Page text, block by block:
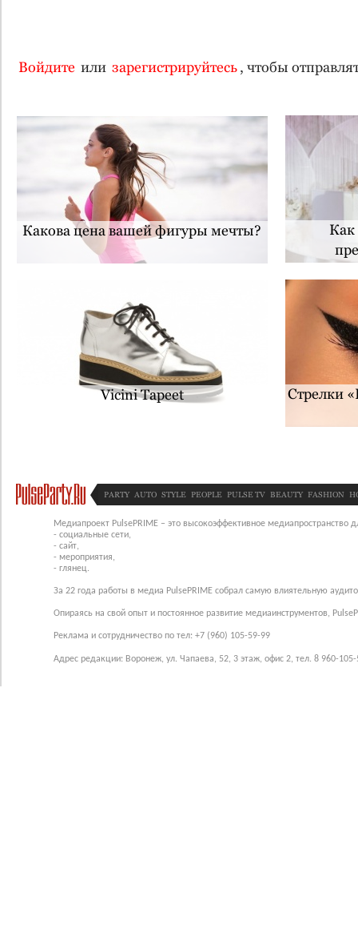
Войдите или зарегистрируйтесь, чтобы
Какова цена вашей фигуры мечты?
Как
Vicini Tapeet Стрелки
PARTY AUTO STYLE PEOPLE PULSE TV BEAUTY FASHION
Медиапроект PulsePRIME – это высокоэффективное медиапространство
- социальные сети,
- сайт,
- мероприятия,
- глянец.
За 22 года работы в медиа PulsePRIME собрал самую влиятельную
Опираясь на свой опыт и постоянное развитие медиаинструментов,
Реклама и сотрудничество по тел: +7 (960) 105-59-99
Адрес редакции: Воронеж, ул. Чапаева, 52, 3 этаж, офис 2, тел. 8 960-